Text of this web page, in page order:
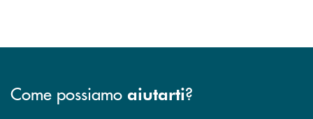
Come possiamo aiutarti?